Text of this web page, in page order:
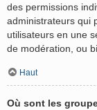
des permissions
administrateurs qui
utilisateurs en une
de modération, ou
Haut
Où sont les